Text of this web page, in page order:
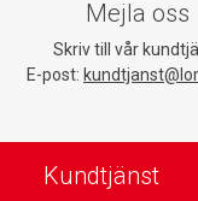
Mejla oss
Skriv till vår
E-post:
Kundtjänst